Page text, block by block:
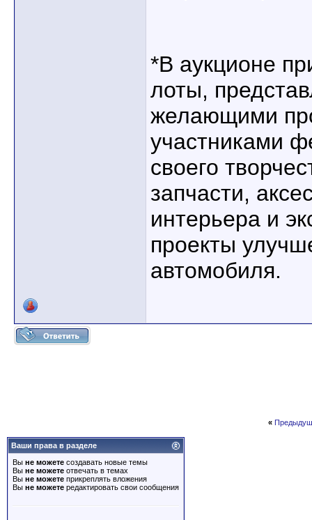
*В аукционе
лоты,
желающими
участниками
своего
запчасти,
интерьера и
проекты
автомобиля.
«
Ваши права в разделе
Вы не можете создавать новые темы
Вы не можете отвечать в темах
Вы не можете прикреплять вложения
Вы не можете редактировать свои сообщения